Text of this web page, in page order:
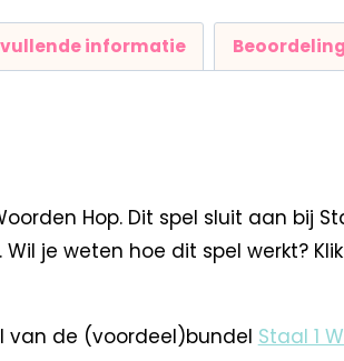
informatie
Hop. Dit spel sluit aan bij
je weten hoe dit spel werkt?
van de (voordeel)bundel Staal 1